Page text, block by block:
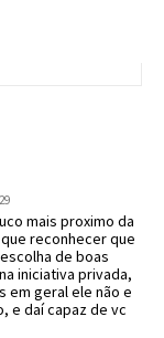
mais proximo da
reconhecer que
de boas
iniciativa privada,
em geral ele não e
e daí capaz de vc